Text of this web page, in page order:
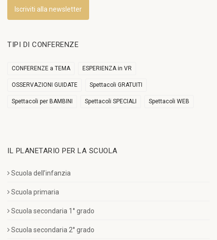
Iscriviti alla newsletter
TIPI DI CONFERENZE
CONFERENZE a TEMA ESPERIENZA in VR
OSSERVAZIONI GUIDATE Spettacoli GRATUITI
Spettacoli per BAMBINI Spettacoli SPECIALI Spettacoli WEB
IL PLANETARIO PER LA SCUOLA
Scuola dell’infanzia
Scuola primaria
Scuola secondaria 1° grado
Scuola secondaria 2° grado